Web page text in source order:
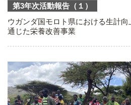
第3年次活動報告（１）
ウガンダ国モロト県における生計
通じた栄養改善事業